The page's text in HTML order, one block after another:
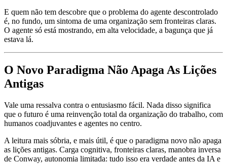
E quem não tem descobre que o problema do agente descontrolado
é, no fundo, um sintoma de uma organização sem fronteiras claras.
O agente só está mostrando, em alta velocidade, a bagunça que já
estava lá.
O Novo Paradigma Não Apaga As Lições
Antigas
Vale uma ressalva contra o entusiasmo fácil. Nada disso significa
que o futuro é uma reinvenção total da organização do trabalho, com
humanos coadjuvantes e agentes no centro.
A leitura mais sóbria, e mais útil, é que o paradigma novo não apaga
as lições antigas. Carga cognitiva, fronteiras claras, manobra inversa
de Conway, autonomia limitada: tudo isso era verdade antes da IA e